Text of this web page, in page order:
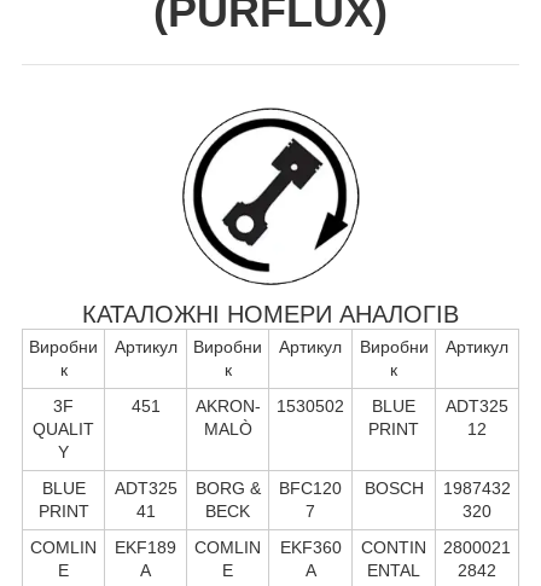
(PURFLUX)
КАТАЛОЖНІ НОМЕРИ АНАЛОГІВ
Виробни
к
Артикул
Виробни
к
Артикул
Виробни
к
Артикул
3F
QUALIT
Y
451
AKRON-
MALÒ
1530502
BLUE
PRINT
ADT325
12
BLUE
PRINT
ADT325
41
BORG &
BECK
BFC120
7
BOSCH
1987432
320
COMLIN
E
EKF189
A
COMLIN
E
EKF360
A
CONTIN
ENTAL
2800021
2842